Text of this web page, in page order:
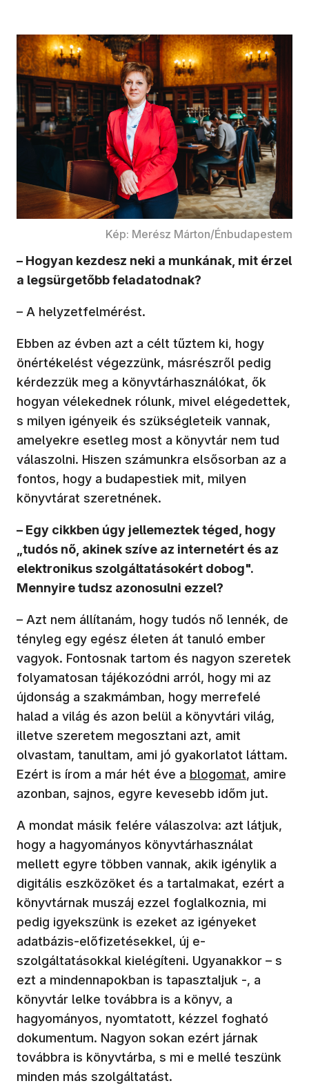
Kép: Merész Márton/Énbudapestem
– Hogyan kezdesz neki a munkának, mit érzel
a legsürgetőbb feladatodnak?
– A helyzetfelmérést.
Ebben az évben azt a célt tűztem ki, hogy
önértékelést végezzünk, másrészről pedig
kérdezzük meg a könyvtárhasználókat, ők
hogyan vélekednek rólunk, mivel elégedettek,
s milyen igényeik és szükségleteik vannak,
amelyekre esetleg most a könyvtár nem tud
válaszolni. Hiszen számunkra elsősorban az a
fontos, hogy a budapestiek mit, milyen
könyvtárat szeretnének.
– Egy cikkben úgy jellemeztek téged, hogy
„tudós nő, akinek szíve az internetért és az
elektronikus szolgáltatásokért dobog".
Mennyire tudsz azonosulni ezzel?
– Azt nem állítanám, hogy tudós nő lennék, de
tényleg egy egész életen át tanuló ember
vagyok. Fontosnak tartom és nagyon szeretek
folyamatosan tájékozódni arról, hogy mi az
újdonság a szakmámban, hogy merrefelé
halad a világ és azon belül a könyvtári világ,
illetve szeretem megosztani azt, amit
olvastam, tanultam, ami jó gyakorlatot láttam.
Ezért is írom a már hét éve a blogomat, amire
azonban, sajnos, egyre kevesebb időm jut.
A mondat másik felére válaszolva: azt látjuk,
hogy a hagyományos könyvtárhasználat
mellett egyre többen vannak, akik igénylik a
digitális eszközöket és a tartalmakat, ezért a
könyvtárnak muszáj ezzel foglalkoznia, mi
pedig igyekszünk is ezeket az igényeket
adatbázis-előfizetésekkel, új e-
szolgáltatásokkal kielégíteni. Ugyanakkor – s
ezt a mindennapokban is tapasztaljuk -, a
könyvtár lelke továbbra is a könyv, a
hagyományos, nyomtatott, kézzel fogható
dokumentum. Nagyon sokan ezért járnak
továbbra is könyvtárba, s mi e mellé teszünk
minden más szolgáltatást.